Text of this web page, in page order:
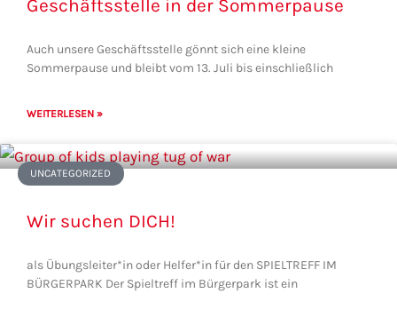
Geschäftsstelle in der Sommerpause
Auch unsere Geschäftsstelle gönnt sich eine kleine
Sommerpause und bleibt vom 13. Juli bis einschließlich
WEITERLESEN »
UNCATEGORIZED
Wir suchen DICH!
als Übungsleiter*in oder Helfer*in für den SPIELTREFF IM
BÜRGERPARK Der Spieltreff im Bürgerpark ist ein